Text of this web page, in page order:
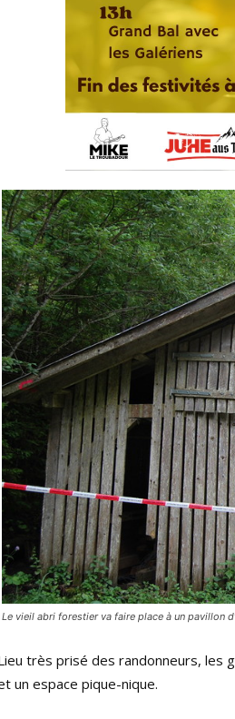
Le vieil abri forestier va faire place à un pavillon
très prisé des randonneurs, les
un espace pique-nique.